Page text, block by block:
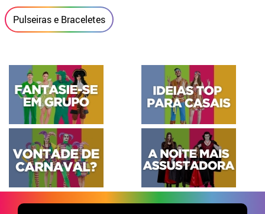
Pulseiras e Braceletes